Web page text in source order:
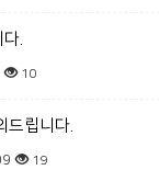
.
10
드립니다.
19